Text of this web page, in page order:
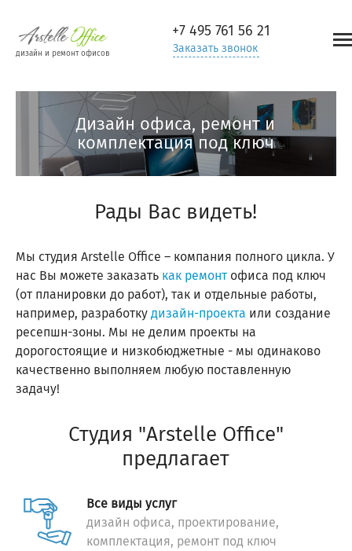
дизайн и ремонт офисов
+7 495761 56 21
Заказать звонок
Дизайн офиса, ремонт и
комплектация под ключ
Рады Вас видеть!
Мы студия Arstelle Office – компания полного цикла. У
нас Вы можете заказать как ремонт офиса под ключ
(от планировки до работ), так и отдельные работы,
например, разработку дизайн-проекта или создание
ресепшн-зоны. Мы не делим проекты на
дорогостоящие и низкобюджетные - мы одинаково
качественно выполняем любую поставленную
задачу!
Студия "Arstelle Office"
предлагает
Все виды услуг
дизайн офиса, проектирование,
комплектация, ремонт под ключ